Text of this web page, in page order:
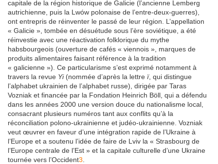
capitale de la région historique de Galicie (l’ancienne Lemberg
autrichienne, puis la Lwów polonaise de l’entre-deux-guerres),
ont entrepris de réinventer le passé de leur région. L’appellation
« Galicie », tombée en désuétude sous l’ère soviétique, a été
réinvestie avec une réactivation folklorique du mythe
habsbourgeois (ouverture de cafés « viennois », marques de
produits alimentaires faisant référence à la tradition
« galicienne »). Ce particularisme s’est exprimé notamment à
travers la revue Yi(nommée d’après la lettre ï, qui distingue
l’alphabet ukrainien de l’alphabet russe), dirigée par Taras
Vozniak et financée par la Fondation Heinrich Böll, qui a défendu
dans les années 2000 une version douce du nationalisme local,
consacrant plusieurs numéros tant aux conflits qu’à la
réconciliation polono-ukrainienne et judéo-ukrainienne. Vozniak
veut œuvrer en faveur d’une intégration rapide de l’Ukraine à
l’Europe et a soutenu l’idée de faire de Lviv la « Strasbourg de
l’Europe centrale de l’Est » et la capitale culturelle d’une Ukraine
tournée vers l’Occident3